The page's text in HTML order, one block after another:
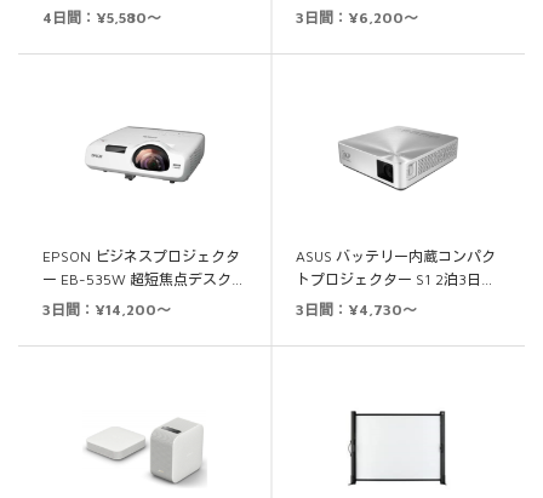
5段階中
4日間：¥5,580～ 5段階中
3日間：¥6,200～
EPSON ビジネスプロジェクタ
ー EB-535W 超短焦点デスク…
3日間：¥14,200～
ASUS バッテリー内蔵コンパク
トプロジェクター S1 2泊3日…
3日間：¥4,730～